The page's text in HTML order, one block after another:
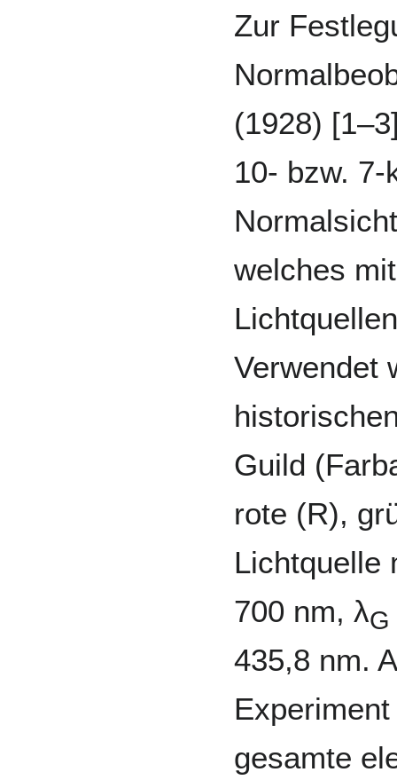
Zur
(1928)
10- bzw. 7-
welches
Verwendet
Guild
rote (R),
Lichtquelle
700 nm, λG
435,8 nm.
gesamte